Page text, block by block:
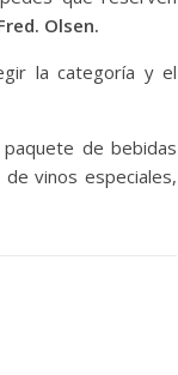
Olsen.
la categoría y el
de bebidas
vinos especiales,